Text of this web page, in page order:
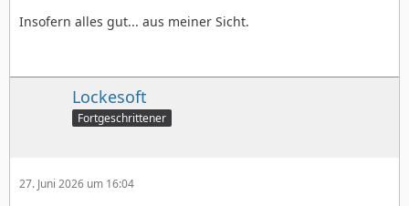
Insofern alles gut... aus meiner Sicht.
Lockesoft
Fortgeschrittener
27. Juni 2026 um 16:04